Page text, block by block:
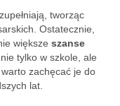
tworząc
Ostatecznie,
większe szanse
tylko w szkole, ale
zachęcać je do
lat.